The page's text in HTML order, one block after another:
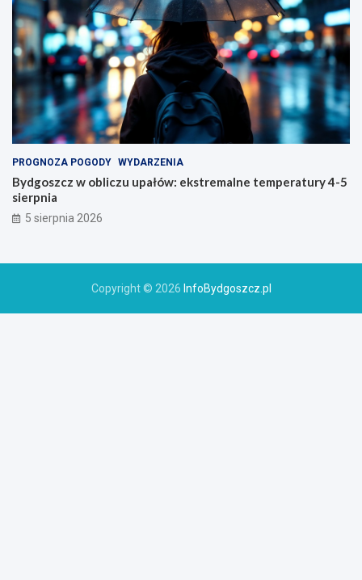
PROGNOZA POGODY WYDARZENIA
Bydgoszcz w obliczu upałów: ekstremalne temperatury 4-5
sierpnia
5 sierpnia 2026
Copyright © 2026 InfoBydgoszcz.pl